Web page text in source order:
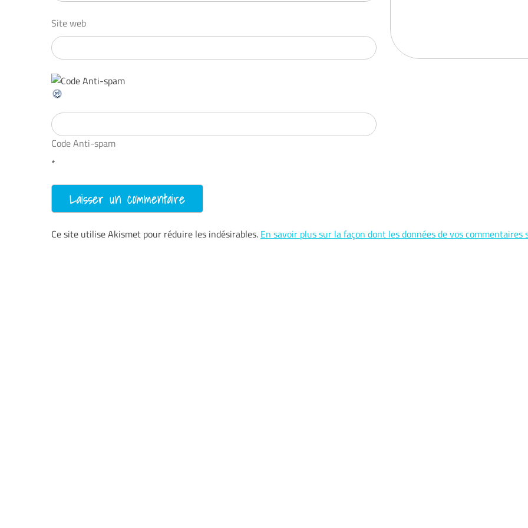
Site web
Code Anti-spam
*
Ce site utilise Akismet pour réduire les indésirables. En savoir plus sur la façon dont les données de vos